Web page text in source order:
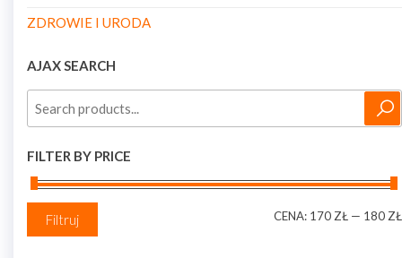
ZDROWIE I URODA
AJAX SEARCH
FILTER BY PRICE
Filtruj CENA: 170 ZŁ — 180 ZŁ